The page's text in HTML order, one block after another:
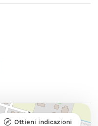
Ottieni indicazioni